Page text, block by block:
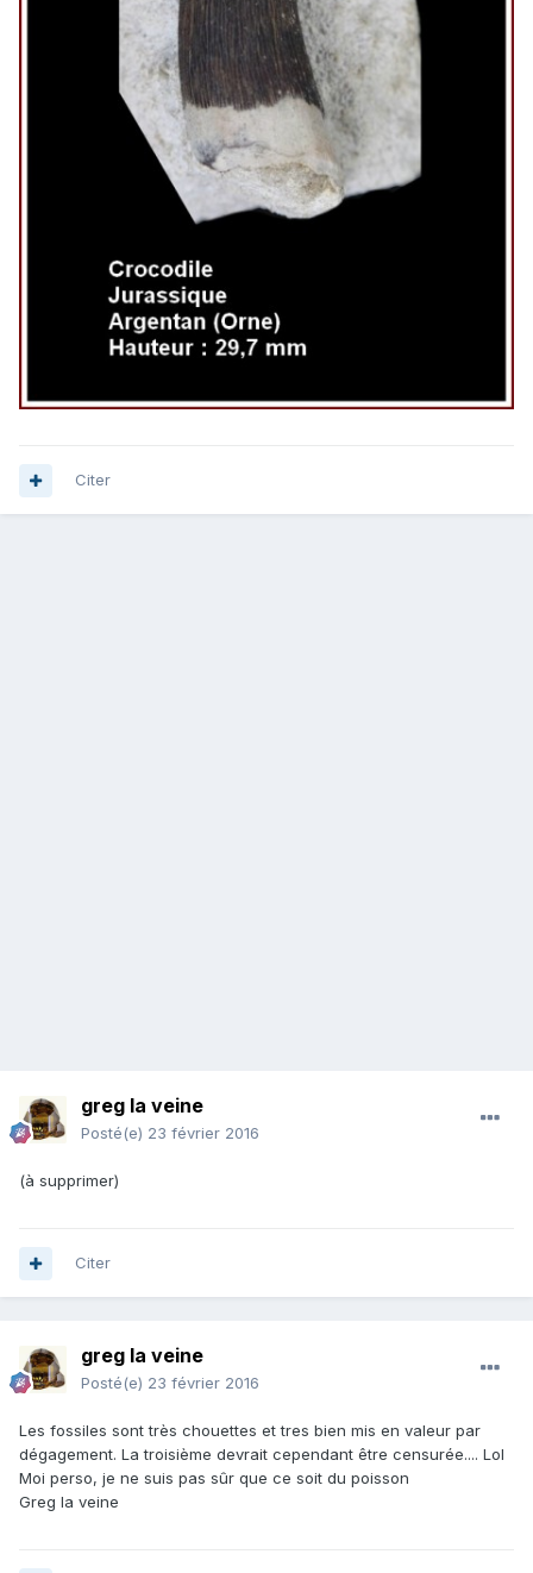
Citer
greg la veine
Posté(e) 23 février 2016
(à supprimer)
Citer
greg la veine
Posté(e) 23 février 2016
Les fossiles sont très chouettes et tres bien mis en valeur par
dégagement. La troisième devrait cependant être censurée.... Lol
Moi perso, je ne suis pas sûr que ce soit du poisson
Greg la veine